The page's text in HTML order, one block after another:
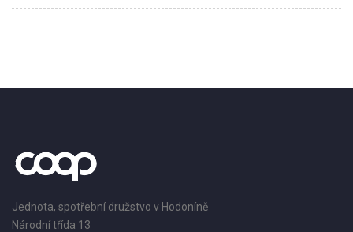
Jednota, spotřební družstvo v Hodoníně
Národní třída 13